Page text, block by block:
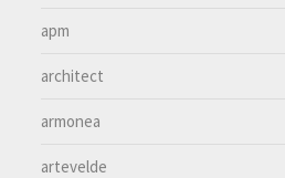
apm
architect
armonea
artevelde